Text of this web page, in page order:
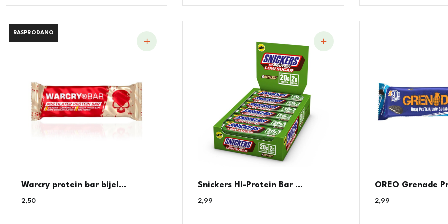
RASPRODANO
RASPRODANO
Warcry protein bar bijel...
2,50
Snickers Hi-Protein Bar ...
2,99
OREO Grenade
2,99